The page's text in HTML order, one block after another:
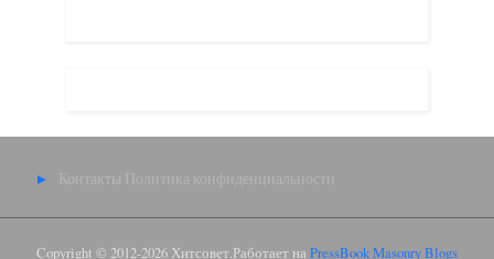
Контакты Политика конфиденциальности
Copyright © 2012-2026 Хитсовет.Работает на PressBook Masonry Blogs